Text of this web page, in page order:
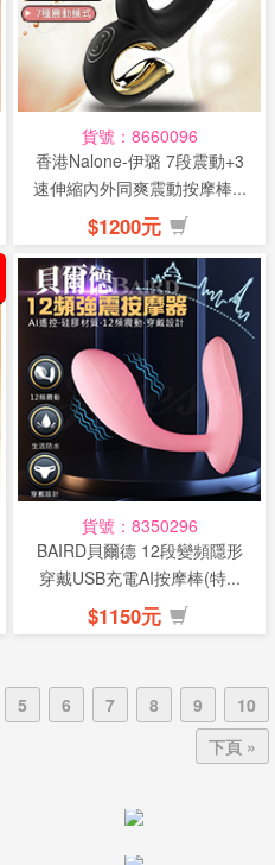
貨號：8660096
香港Nalone-伊璐 7段震動+3
速伸縮內外同爽震動按摩棒...
$1200元
貨號：8350296
BAIRD貝爾德 12段變頻隱形
穿戴USB充電AI按摩棒(特...
$1150元
5 6 7 8 9
10
下頁 »